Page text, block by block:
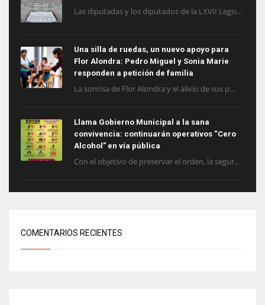
Las diputadas y los diputados de la LXVII Legis...
Una silla de ruedas, un nuevo apoyo para
Flor Alondra: Pedro Miguel y Sonia Marie
responden a petición de familia
La sonrisa de Flor Alondra y el alivio de sus p...
Llama Gobierno Municipal a la sana
convivencia: continuarán operativos “Cero
Alcohol” en vía pública
Con el objetivo de preservar el orden, la segur...
COMENTARIOS RECIENTES